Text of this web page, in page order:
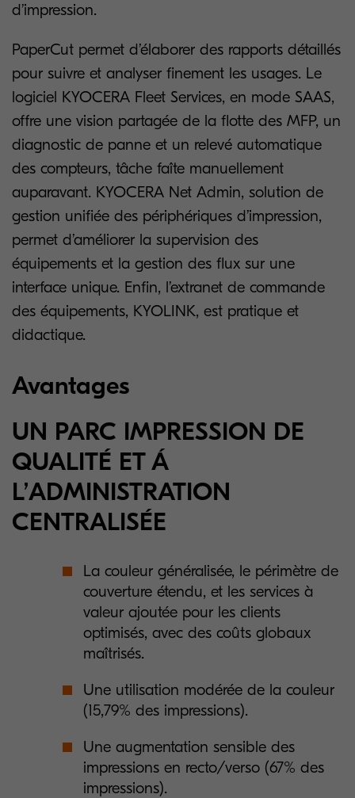
d’impression.
PaperCut permet d’élaborer des rapports détaillés
pour suivre et analyser finement les usages. Le
logiciel KYOCERA Fleet Services, en mode SAAS,
offre une vision partagée de la flotte des MFP, un
diagnostic de panne et un relevé automatique
des compteurs, tâche faîte manuellement
auparavant. KYOCERA Net Admin, solution de
gestion unifiée des périphériques d’impression,
permet d’améliorer la supervision des
équipements et la gestion des flux sur une
interface unique. Enfin, l’extranet de commande
des équipements, KYOLINK, est pratique et
didactique.
Avantages
UN PARC IMPRESSION DE
QUALITÉ ET Á
L’ADMINISTRATION
CENTRALISÉE
La couleur généralisée, le périmètre de
couverture étendu, et les services à
valeur ajoutée pour les clients
optimisés, avec des coûts globaux
maîtrisés.
Une utilisation modérée de la couleur
(15,79% des impressions).
Une augmentation sensible des
impressions en recto/verso (67% des
impressions).